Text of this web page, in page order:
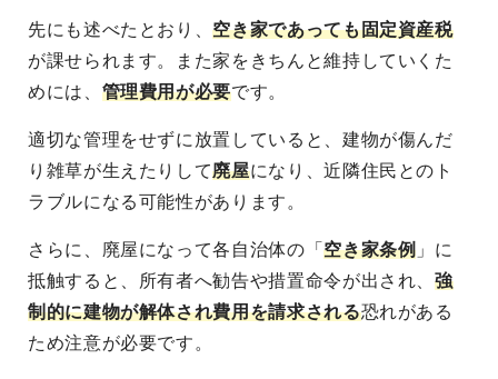
先にも述べたとおり、空き家であっても固定資産税
が課せられます。また家をきちんと維持していくた
めには、 管理費用が必要です。
適切な管理をせずに放置していると、建物が傷んだ
り雑草が生えたりして廃屋になり、近隣住民とのト
ラブルになる可能性があります。
さらに、廃屋になって各自治体の「空き家条例 」に
抵触すると、
所有者へ勧告や措置命令が出され、強
制的に建物が解体され費用を請求される恐れがある
ため注意が必要です。